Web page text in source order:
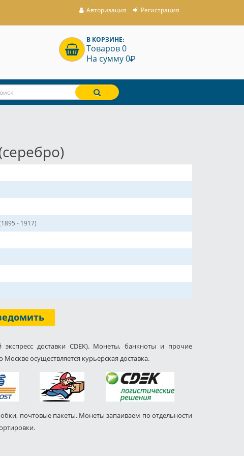
Авторизация Регистрация
В КОРЗИНЕ:
Товаров 0
На сумму 0P
- 1917)
доставки CDEK). Монеты, банкноты и прочие
осуществляется курьерская доставка.
почтовые пакеты. Монеты запаиваем по отдельности